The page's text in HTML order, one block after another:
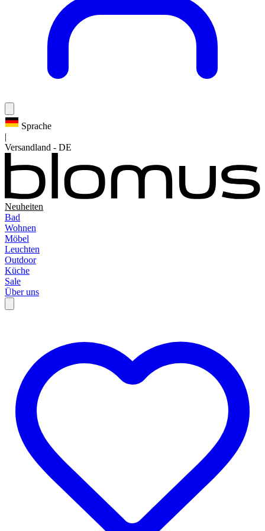
Sprache
|
Versandland - DE
Neuheiten
Bad
Wohnen
Möbel
Leuchten
Outdoor
Küche
Sale
Über uns